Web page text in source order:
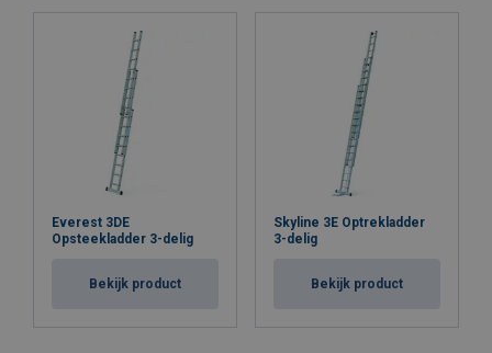
Everest 3DE
Opsteekladder 3-delig
Bekijk product
Skyline 3E Optrekladder
3-delig
Bekijk product